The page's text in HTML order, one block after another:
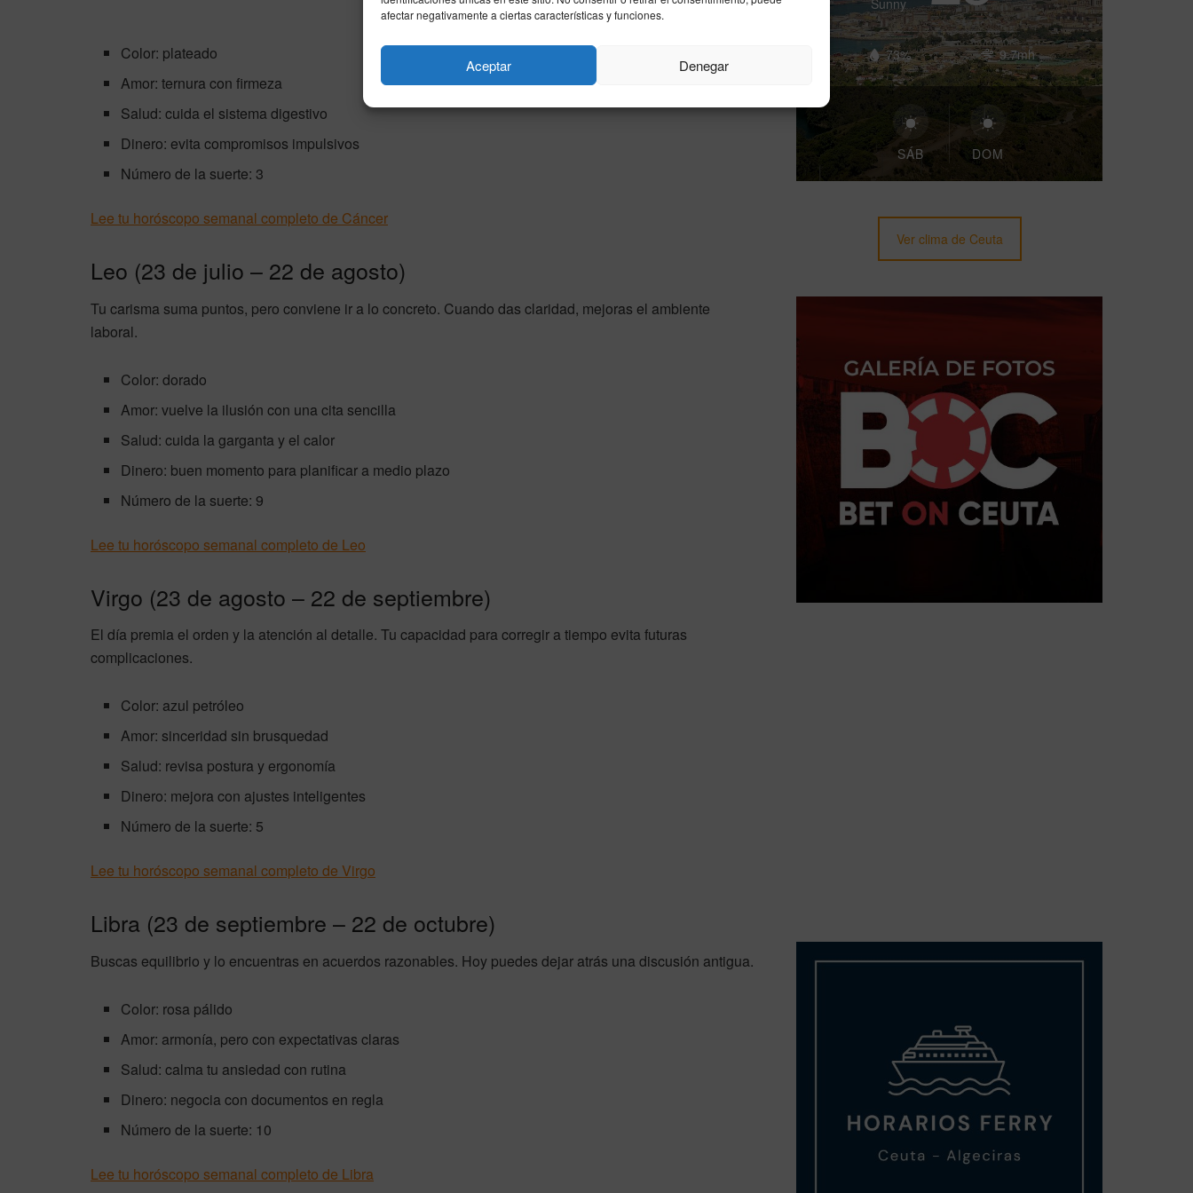
afectar negativamente a ciertas características y funciones.
Aceptar Denegar
límites.
Color: plateado
Amor: ternura con firmeza
Salud: cuida el sistema digestivo
Dinero: evita compromisos impulsivos
Número de la suerte: 3
Lee tu horóscopo semanal completo de Cáncer
Leo (23 de julio – 22 de agosto)
Tu carisma suma puntos, pero conviene ir a lo concreto. Cuando das claridad, mejoras el ambiente
laboral.
Color: dorado
Amor: vuelve la ilusión con una cita sencilla
Salud: cuida la garganta y el calor
Dinero: buen momento para planificar a medio plazo
Número de la suerte: 9
Lee tu horóscopo semanal completo de Leo
Virgo (23 de agosto – 22 de septiembre)
El día premia el orden y la atención al detalle. Tu capacidad para corregir a tiempo evita futuras
complicaciones.
Color: azul petróleo
Amor: sinceridad sin brusquedad
Salud: revisa postura y ergonomía
Dinero: mejora con ajustes inteligentes
Número de la suerte: 5
Lee tu horóscopo semanal completo de Virgo
Libra (23 de septiembre – 22 de octubre)
Buscas equilibrio y lo encuentras en acuerdos razonables. Hoy puedes dejar atrás una discusión antigua.
Color: rosa pálido
Amor: armonía, pero con expectativas claras
Salud: calma tu ansiedad con rutina
Dinero: negocia con documentos en regla
Número de la suerte: 10
Lee tu horóscopo semanal completo de Libra
Sunny
73% 9.7mh
SÁB DOM
Ver clima de Ceuta